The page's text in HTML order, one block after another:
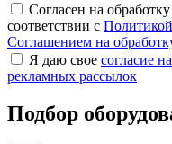
Согласен на
соответствии с
Соглашением на
Я даю свое согласие
рекламных рассылок
Подбор